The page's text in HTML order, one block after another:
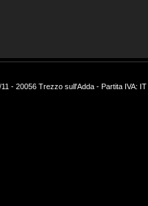
- 20056 Trezzo sull'Adda - Partita IVA: